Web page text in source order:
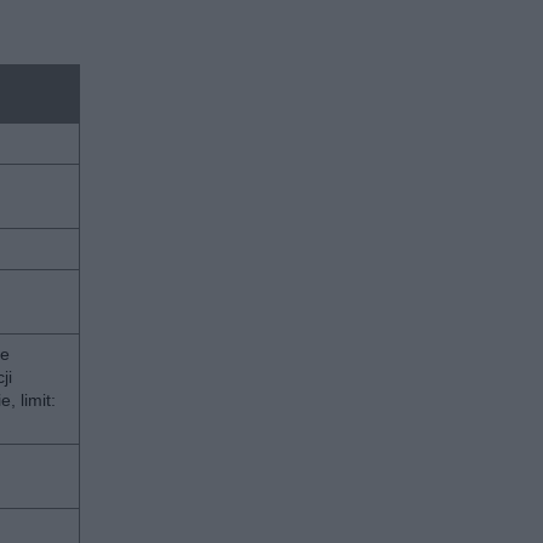
limit: